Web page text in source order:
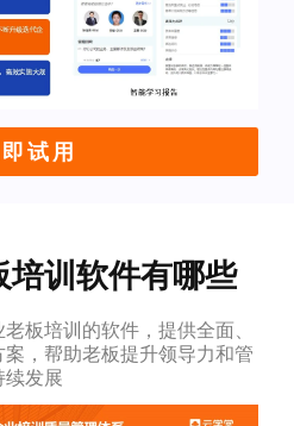
试用
训软件有哪些
板培训的软件，提供全面、
，帮助老板提升领导力和管
续发展